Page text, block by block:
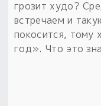
грозит худо?
встречаем и
покосится, тому
год». Что это